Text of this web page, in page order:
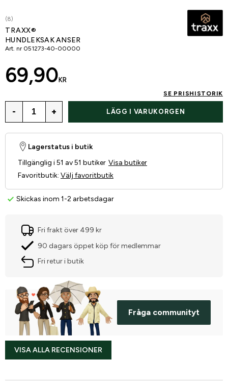
(8)
TRAXX®
HUNDLEKSAK ANSER
Art. nr 051273-40-00000
69,90 KR
SE PRISHISTORIK
- + LÄGG I VARUKORGEN
Skickas inom 1-2 arbetsdagar
Lagerstatus i butik
Tillgänglig i 51 av 51 butiker Visa butiker
Favoritbutik: Välj favoritbutik
Fri frakt över 499 kr
90 dagars öppet köp för medlemmar
Fri retur i butik
Fråga communityt
VISA ALLA RECENSIONER